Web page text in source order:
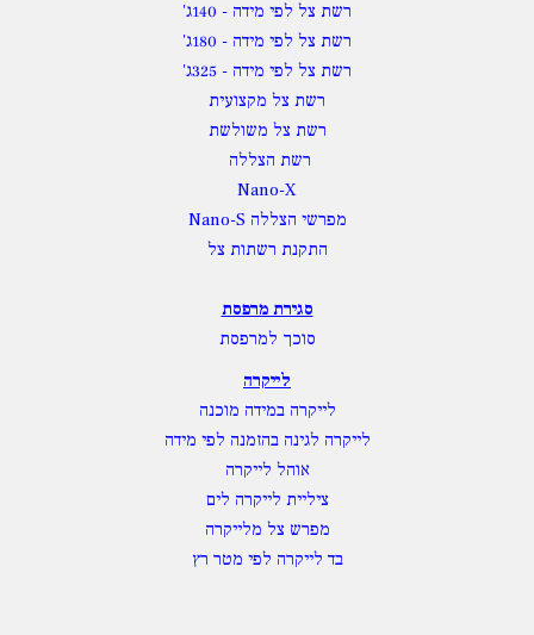
רשת צל לפי מידה - 140ג'
רשת צל לפי מידה - 180ג'
רשת צל לפי מידה - 325ג'
רשת צל מקצועית
רשת צל משולשת
רשת הצללה
Nano-X
מפרשי הצללה Nano-S
התקנת רשתות צל
סגירת מרפסת
סוכך למרפסת
לייקרה
לייקרה במידה מוכנה
לייקרה לגינה בהזמנה לפי מידה
אוהל לייקרה
ציליית לייקרה לים
מפרש צל מלייקרה
בד לייקרה לפי מטר רץ